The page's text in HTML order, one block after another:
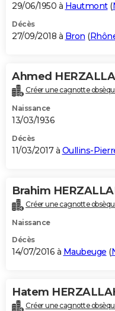
29/06/1950 à Hautmont(
Décès
27/09/2018 à Bron (
Ahmed
Créer une cagnotte
Naissance
13/03/1936
Décès
11/03/2017 à Oullins-
Brahim
Créer une cagnotte
Naissance
Décès
14/07/2016 à Maubeuge (
Hatem
Créer une cagnotte